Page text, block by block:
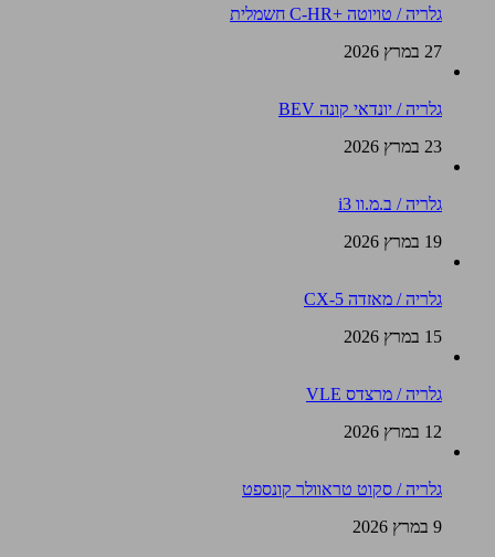
גלריה / טויוטה +C-HR חשמלית
27 במרץ 2026
גלריה / יונדאי קונה BEV
23 במרץ 2026
גלריה / ב.מ.וו i3
19 במרץ 2026
גלריה / מאזדה CX-5
15 במרץ 2026
גלריה / מרצדס VLE
12 במרץ 2026
גלריה / סקוט טראוולר קונספט
9 במרץ 2026